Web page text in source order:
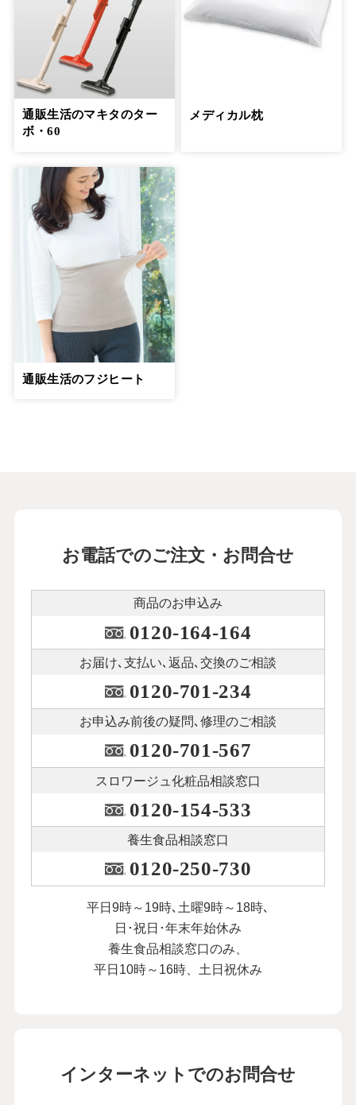
通販生活のマキタのター
ボ・60
メディカル枕
通販生活のフジヒート
お電話でのご注文・お問合せ
商品のお申込み
0120-164-164
お届け､支払い､ 返品､交換のご相談
0120-701-234
お申込み前後の疑問､修理のご相談
0120-701-567
スロワージュ化粧品相談窓口
0120-154-533
養生食品相談窓口
0120-250-730
平日9時～19時､土曜9時～18時､
日･祝日･年末年始休み
養生食品相談窓口のみ、
平日10時～16時、土日祝休み
インターネットでのお問合せ